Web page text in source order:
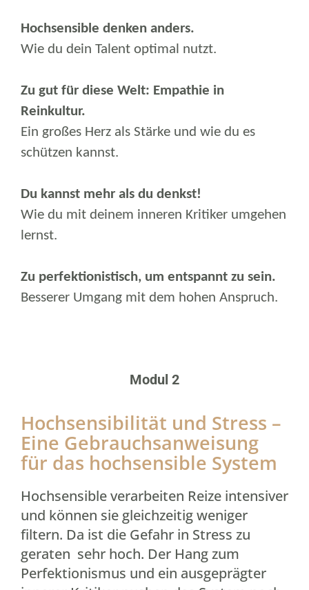
Hochsensible denken anders.
Wie du dein Talent optimal nutzt.
Zu gut für diese Welt: Empathie in
Reinkultur.
Ein großes Herz als Stärke und wie du es
schützen kannst.
Du kannst mehr als du denkst!
Wie du mit deinem inneren Kritiker umgehen
lernst.
Zu perfektionistisch, um entspannt zu sein.
Besserer Umgang mit dem hohen Anspruch.
Modul 2
Hochsensibilität und Stress –
Eine Gebrauchsanweisung
für das hochsensible System
Hochsensible verarbeiten Reize intensiver
und können sie gleichzeitig weniger
filtern. Da ist die Gefahr in Stress zu
geraten sehr hoch. Der Hang zum
Perfektionismus und ein ausgeprägter